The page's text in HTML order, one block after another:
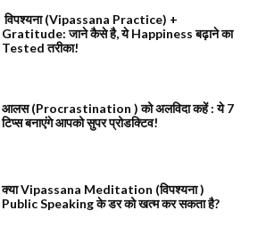
विपश्यना (Vipassana Practice) +
Gratitude: जाने कैसे है, ये Happiness बढ़ाने का
Tested तरीका!
आलस (Procrastination ) को अलविदा कहें : ये 7
टिप्स बनाएंगे आपको सुपर प्रोडक्टिव!
क्या Vipassana Meditation (विपश्यना )
Public Speaking के डर को खत्म कर सकता है?